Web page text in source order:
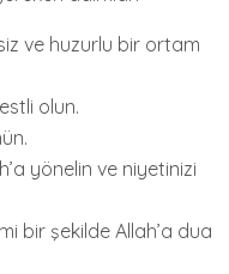
ve huzurlu bir ortam
olun.
yönelin ve niyetinizi
bir şekilde Allah’a dua